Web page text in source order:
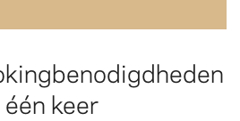
één keer